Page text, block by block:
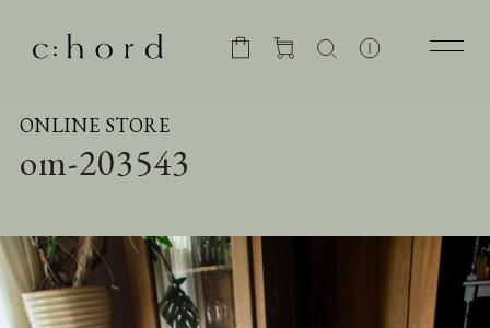
ONLINE STORE
om-203543